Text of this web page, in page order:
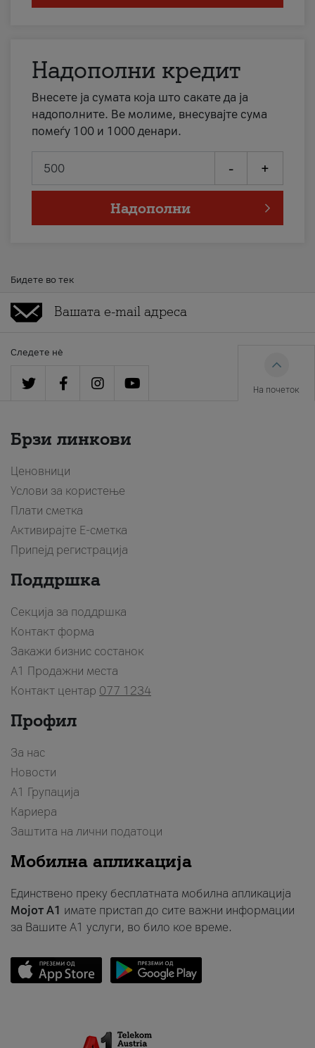
Надополни кредит
Внесете ја сумата која што сакате да ја
надополните. Ве молиме, внесувајте сума
помеѓу 100 и 1000 денари.
- +
Надополни
Бидете во тек
Следете нè
На почеток
Брзи линкови
Ценовници
Услови за користење
Плати сметка
Активирајте Е-сметка
Припејд регистрација
Поддршка
Секција за поддршка
Контакт форма
Закажи бизнис состанок
A1 Продажни места
Контакт центар 077 1234
Профил
За нас
Новости
А1 Групација
Кариера
Заштита на лични податоци
Мобилна апликација
Единствено преку бесплатната мобилна апликација
Мојот A1 имате пристап до сите важни информации
за Вашите A1 услуги, во било кое време.